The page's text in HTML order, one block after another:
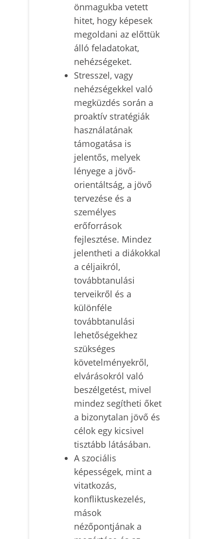
önmagukba vetett
hitet, hogy képesek
megoldani az előttük
álló feladatokat,
nehézségeket.
Stresszel, vagy
nehézségekkel való
megküzdés során a
proaktív stratégiák
használatának
támogatása is
jelentős, melyek
lényege a jövő-
orientáltság, a jövő
tervezése és a
személyes
erőforrások
fejlesztése. Mindez
jelentheti a diákokkal
a céljaikról,
továbbtanulási
terveikről és a
különféle
továbbtanulási
lehetőségekhez
szükséges
követelményekről,
elvárásokról való
beszélgetést, mivel
mindez segítheti őket
a bizonytalan jövő és
célok egy kicsivel
tisztább látásában.
A szociális
képességek, mint a
vitatkozás,
konfliktuskezelés,
mások
nézőpontjának a